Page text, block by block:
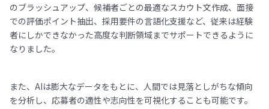
のブラッシュアップ、候補者ごとの最適なスカウト文作成、面接
での評価ポイント抽出、採用要件の言語化支援など、従来は経験
者にしかできなかった高度な判断領域までサポートできるように
なりました。
また、AIは膨大なデータをもとに、人間では見落としがちな傾向
を分析し、応募者の適性や志向性を可視化することも可能です。